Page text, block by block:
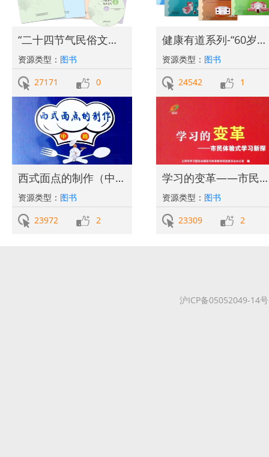
“二十四节气民俗文化”系列丛书
资源类型： 图书
27171
0
健康有道系列-“60岁开始读”科普教育丛书
资源类型： 图书
24542
1
西式面点的制作（中级）
资源类型： 图书
23972
2
学习的变革——市民体验式学习新探
资源类型： 图书
23309
2
沪ICP备05052049-14号